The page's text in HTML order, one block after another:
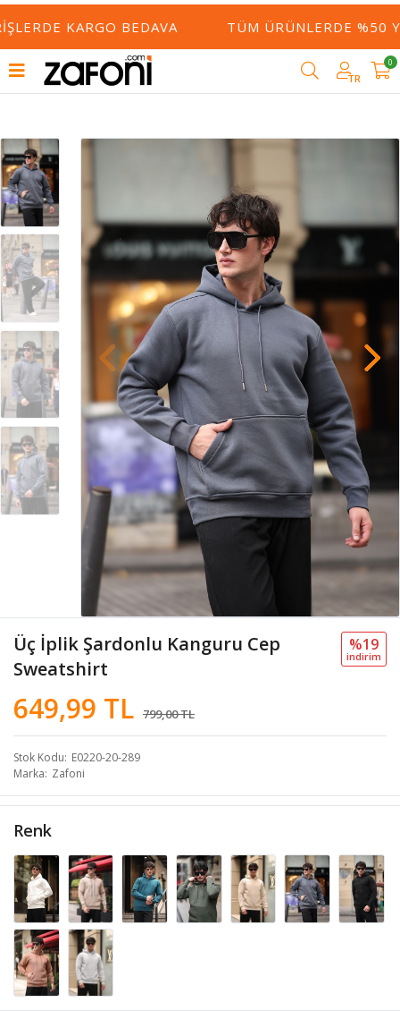
KARGO BEDAVA TÜM ÜRÜNLERDE %50
TR
0
Üç İplik Şardonlu Kanguru Cep
Sweatshirt
649,99 TL 799,00 TL
%19
i̇ndi̇ri̇m
Stok Kodu E0220-20-289
Marka Zafoni
Renk